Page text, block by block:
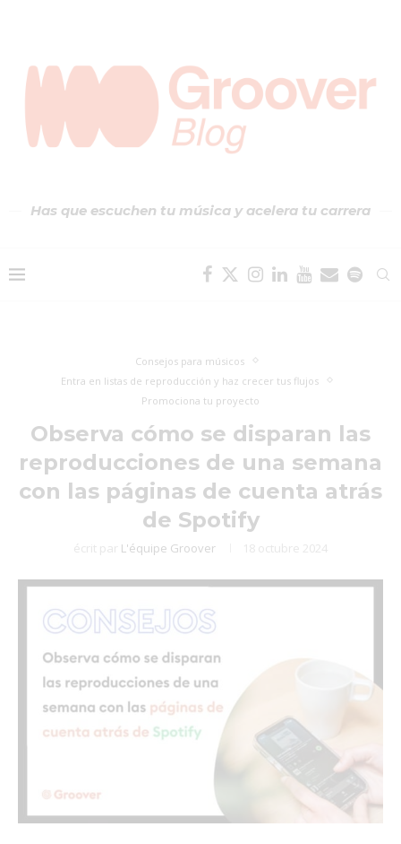
Has que escuchen tu música y acelera tu carrera
Consejos para músicos
Entra en listas de reproducción y haz crecer tus flujos
Promociona tu proyecto
Observa cómo se disparan las
reproducciones de una semana
con las páginas de cuenta atrás
de Spotify
écrit par L'équipe Groover 18 octubre 2024